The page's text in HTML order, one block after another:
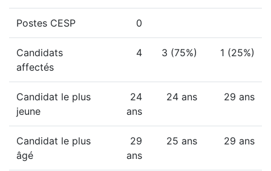
Postes CESP 0
Candidats
affectés
4 3 (75%) 1 (25%)
Candidat le plus
jeune
24
ans
24 ans 29 ans
Candidat le plus
âgé
29
ans
25 ans 29 ans